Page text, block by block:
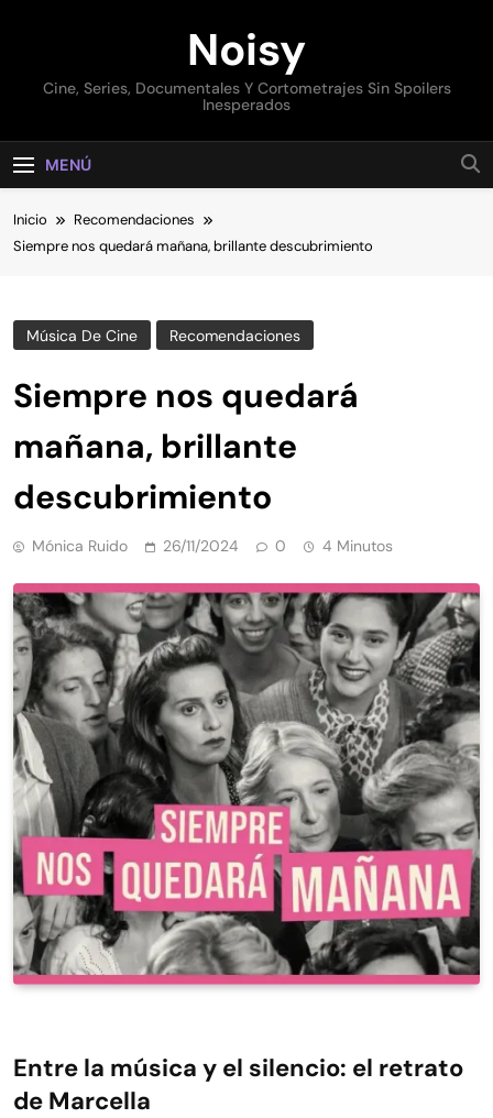
Noisy
Cine, Series, Documentales Y Cortometrajes Sin Spoilers
Inesperados
MENÚ
Inicio
Recomendaciones
Siempre nos quedará mañana, brillante descubrimiento
Música De Cine Recomendaciones
Siempre nos quedará
mañana, brillante
descubrimiento
Mónica Ruido 26/11/2024 0 4 Minutos
Entre la música y el silencio: el retrato
de Marcella